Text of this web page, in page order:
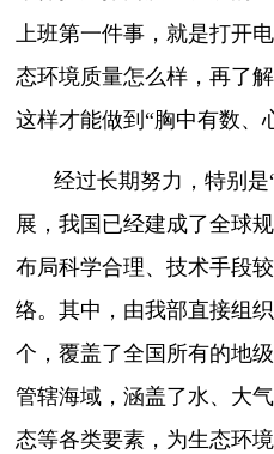
上班第一件事，就是打开
态环境质量怎么样，再了
这样才能做到“胸中有数、
经过长期努力，特别
展，我国已经建成了全球
布局科学合理、技术手段
络。其中，由我部直接组
个，覆盖了全国所有的地
管辖海域，涵盖了水、大
态等各类要素，为生态环